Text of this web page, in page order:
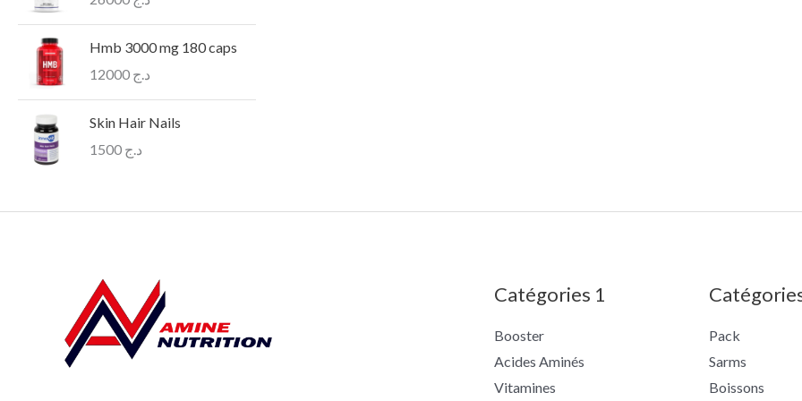
Hmb 3000 mg 180 caps
د.ج
Skin Hair Nails
د.ج
Catégories 1
Booster
Acides Aminés
Vitamines
Pack
Sarms
Boissons